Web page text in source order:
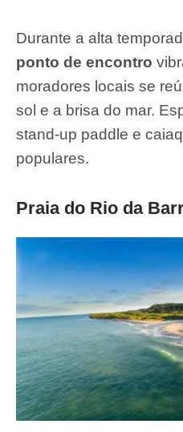
Durante a alta
ponto de encontro
moradores locais se
sol e a brisa do mar.
stand-up paddle e
populares.
Praia do Rio da